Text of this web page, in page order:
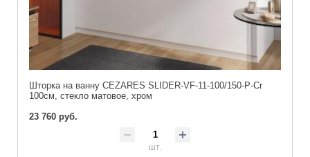
Шторка на ванну CEZARES SLIDER-VF-11-100/150-P-Cr
100см, стекло матовое, хром
23 760 руб.
шт.